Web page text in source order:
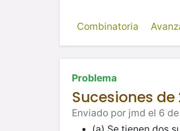
Combinatoria
Problema
Sucesiones
Enviado por jmd el 6